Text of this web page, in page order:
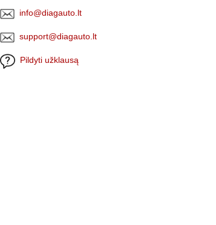
info@diagauto.lt
support@diagauto.lt
Pildyti užklausą